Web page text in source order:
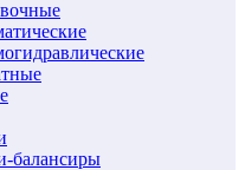
балансиры